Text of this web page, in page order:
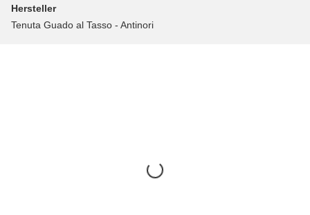
Hersteller
Tenuta Guado al Tasso - Antinori